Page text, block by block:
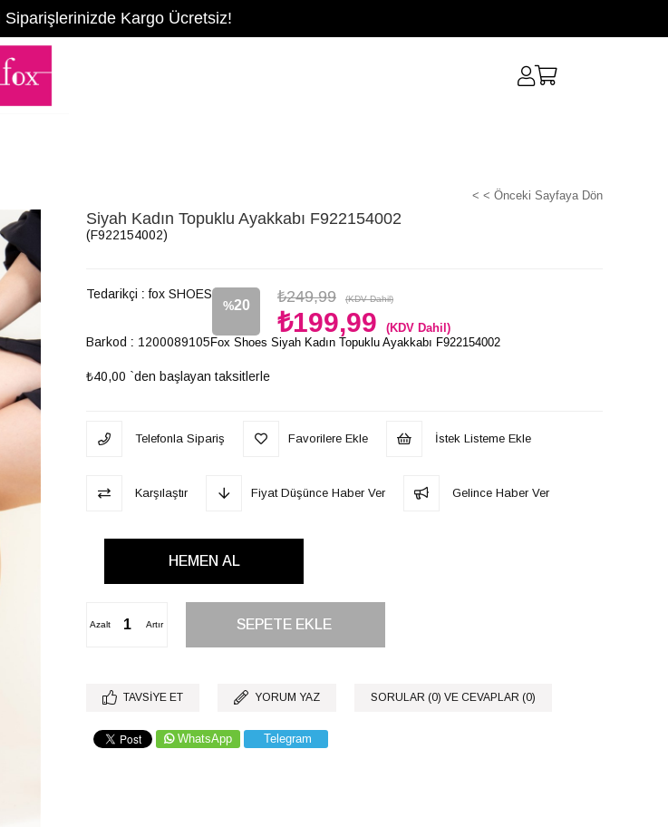
Siparişlerinizde Kargo Ücretsiz!
< < Önceki Sayfaya Dön
Siyah Kadın Topuklu Ayakkabı F922154002
(F922154002)
Tedarikçi : fox SHOES
%20
İndirim
₺249,99 (KDV Dahil)
₺199,99 (KDV Dahil)
Barkod : 1200089105
₺40,00 `den başlayan taksitlerle
Fox Shoes Siyah Kadın Topuklu Ayakkabı F922154002
Telefonla Sipariş Favorilere Ekle İstek Listeme Ekle
Karşılaştır Fiyat Düşünce Haber Ver Gelince Haber Ver
Artır
Azalt
TAVSIYE ET YORUM YAZ SORULAR (0) VE CEVAPLAR (0)
WhatsApp Telegram